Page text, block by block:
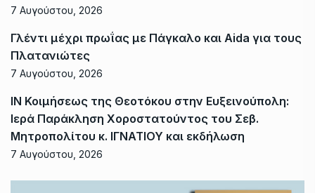
7 Αυγούστου, 2026
Γλέντι μέχρι πρωΐας με Πάγκαλο και Aida για τους
Πλατανιώτες
7 Αυγούστου, 2026
ΙΝ Κοιμήσεως της Θεοτόκου στην Ευξεινούπολη:
Ιερά Παράκληση Χοροστατούντος του Σεβ.
Μητροπολίτου κ. ΙΓΝΑΤΙΟΥ και εκδήλωση
7 Αυγούστου, 2026